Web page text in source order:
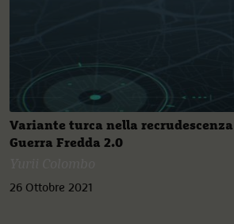
Variante turca nella
Guerra Fredda 2.0
26 Ottobre 2021